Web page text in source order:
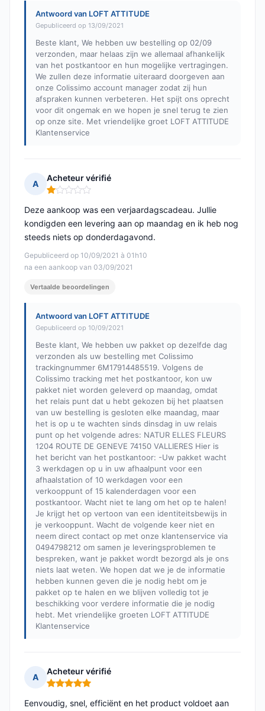
Antwoord van LOFT ATTITUDE
Gepubliceerd op 13/09/2021
Beste klant, We hebben uw bestelling op 02/09
verzonden, maar helaas zijn we allemaal afhankelijk
van het postkantoor en hun mogelijke vertragingen.
We zullen deze informatie uiteraard doorgeven aan
onze Colissimo account manager zodat zij hun
afspraken kunnen verbeteren. Het spijt ons oprecht
voor dit ongemak en we hopen je snel terug te zien
op onze site. Met vriendelijke groet LOFT ATTITUDE
Klantenservice
A
Acheteur vérifié
Opmerking: 1 van 5
Gepubliceerd op 10/09/2021 à 01h10
na een aankoop van 03/09/2021
Deze aankoop was een verjaardagscadeau. Jullie
kondigden een levering aan op maandag en ik heb nog
steeds niets op donderdagavond.
Vertaalde beoordelingen
Antwoord van LOFT ATTITUDE
Gepubliceerd op 10/09/2021
Beste klant, We hebben uw pakket op dezelfde dag
verzonden als uw bestelling met Colissimo
trackingnummer 6M17914485519. Volgens de
Colissimo tracking met het postkantoor, kon uw
pakket niet worden geleverd op maandag, omdat
het relais punt dat u hebt gekozen bij het plaatsen
van uw bestelling is gesloten elke maandag, maar
het is op u te wachten sinds dinsdag in uw relais
punt op het volgende adres: NATUR ELLES FLEURS
1204 ROUTE DE GENEVE 74150 VALLIERES Hier is
het bericht van het postkantoor: -Uw pakket wacht
3 werkdagen op u in uw afhaalpunt voor een
afhaalstation of 10 werkdagen voor een
verkooppunt of 15 kalenderdagen voor een
postkantoor. Wacht niet te lang om het op te halen!
Je krijgt het op vertoon van een identiteitsbewijs in
je verkooppunt. Wacht de volgende keer niet en
neem direct contact op met onze klantenservice via
0494798212 om samen je leveringsproblemen te
bespreken, want je pakket wordt bezorgd als je ons
niets laat weten. We hopen dat we je de informatie
hebben kunnen geven die je nodig hebt om je
pakket op te halen en we blijven volledig tot je
beschikking voor verdere informatie die je nodig
hebt. Met vriendelijke groeten LOFT ATTITUDE
Klantenservice
A
Acheteur vérifié
Opmerking: 5 van 5
Eenvoudig, snel, efficiënt en het product voldoet aan